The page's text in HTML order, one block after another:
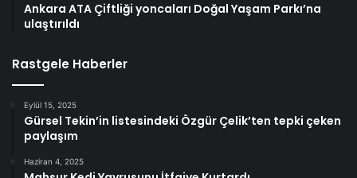
Ankara ATA Çiftliği yoncaları Doğal Yaşam Parkı’na
ulaştırıldı
Rastgele Haberler
Eylül 15, 2025
Gürsel Tekin’in listesindeki Özgür Çelik’ten tepki çeken
paylaşım
Haziran 4, 2025